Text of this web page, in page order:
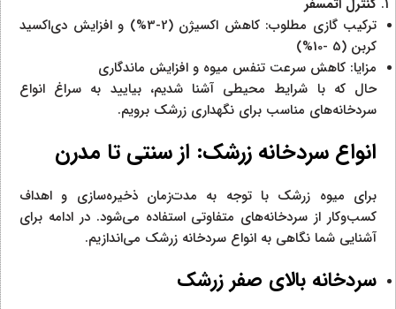
ترکیب گازی مطلوب: کاهش اکسیژن (2-3%) و افزایش دی‌اکسید
کربن (5 -10%)
مزایا: کاهش سرعت تنفس میوه و افزایش ماندگاری
حال که با شرایط محیطی آشنا شدیم، بیایید به سراغ انواع
سردخانه‌های مناسب برای نگهداری زرشک برویم.
انواع سردخانه زرشک: از سنتی تا مدرن
برای میوه زرشک با توجه به مدت‌زمان ذخیره‌سازی و اهداف
کسب‌وکار از سردخانه‌های متفاوتی استفاده می‌شود. در ادامه برای
آشنایی شما نگاهی به انواع سردخانه زرشک می‌اندازیم.
سردخانه بالای صفر زرشک